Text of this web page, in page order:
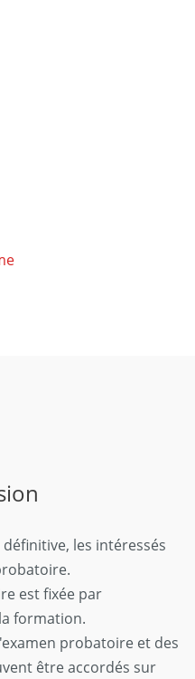
les intéressés
est fixée par
formation.
probatoire et des
être accordés sur